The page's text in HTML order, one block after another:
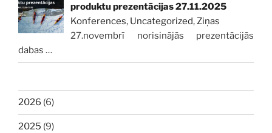
produktu prezentācijas 27.11.2025
Konferences, Uncategorized,Ziņas
27.novembrī norisinājās prezentācijās
dabas …
2026 (6)
2025 (9)